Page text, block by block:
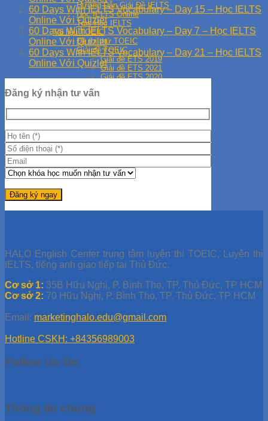
Hướng Dẫn Giải Đề IELTS
Học IELTS Online
Tips Học IELTS
Tài liệu TOEIC
Đề thi thử TOEIC
Giải đề TOEIC
Giải đề ETS 2019
Giải đề ETS 2021
Giải đề ETS 2020
Tip TOEIC
60 Days With IELTS Vocabulary – Day 15 – Học IELTS
Online Với Quizlet
60 Days With IELTS Vocabulary – Day 7 – Học IELTS
Online Với Quizlet
60 Days With IELTS Vocabulary – Day 21 – Học IELTS
Online Với Quizlet
Đăng ký nhận tư vấn
HALO English Center trung tâm luyện thi TOEIC, Luyện thi
IELTS, tiếng anh giao tiếp tại Thủ Đức.
Cơ sở 1: 35B Hữu Nghị, P. Bình Thọ, TP. Thủ Đức, TP HCM
Cơ sở 2: 70 Hữu Nghị, P. Bình Thọ, TP. Thủ Đức, TP HCM
Email: marketinghalo.edu@gmail.com
Hotline CSKH: +84356989003
Follow Us On
Thông tin chung